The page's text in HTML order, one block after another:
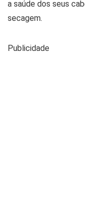
a saúde dos seus
secagem.
Publicidade